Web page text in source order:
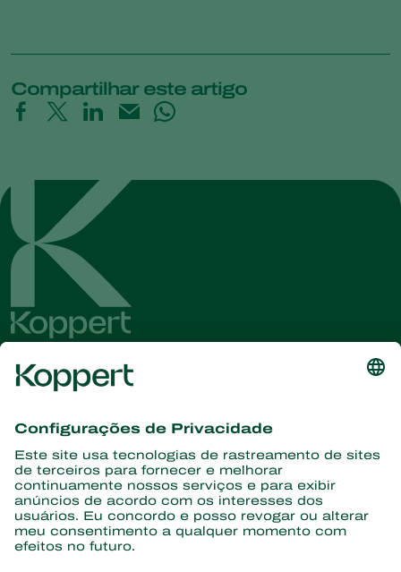
Compartilhar este artigo
informações
Assine aqui
Parceiros com a natureza